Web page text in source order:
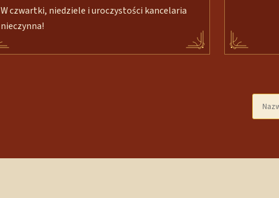
W czwartki, niedziele i uroczystości kancelaria
nieczynna!